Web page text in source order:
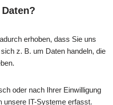
erhoben, dass Sie uns
z. B. um Daten handeln, die
oder nach Ihrer Einwilligung
unsere IT-Systeme erfasst.